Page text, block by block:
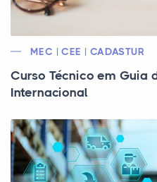
MEC | CEE | CADASTUR
Curso Técnico em Guia
Internacional